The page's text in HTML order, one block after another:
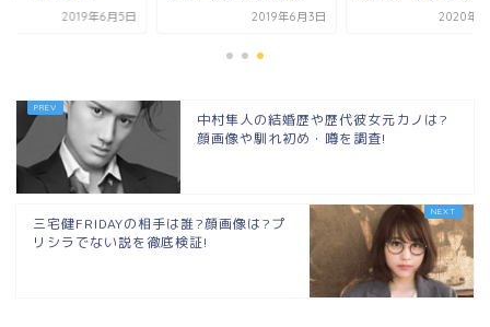
2019年6月5日 2019年6月3日 2020年3
中村隼人の結婚歴や歴代彼女元カノは?
顔画像や馴れ初め・噂を調査!
三宅健FRIDAYの相手は誰?顔画像は?プ
リシラでない説を徹底検証!